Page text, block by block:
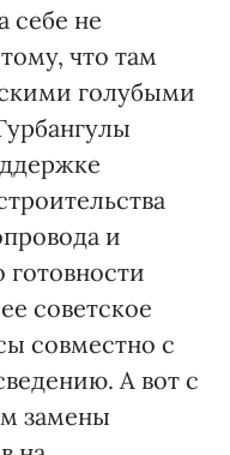
себе не
что там
голубыми
и
готовности
советское
совместно с
А вот с
замены